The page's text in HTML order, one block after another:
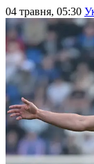
04 травня, 05:30